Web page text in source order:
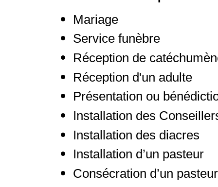
Mariage
Service funèbre
Réception de
Réception d'un adulte
Présentation ou
Installation des
Installation des diacres
Installation d’un pasteur
Consécration d’un pasteur